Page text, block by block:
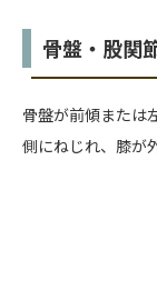
骨盤・股関
骨盤が前傾または
側にねじれ、膝が